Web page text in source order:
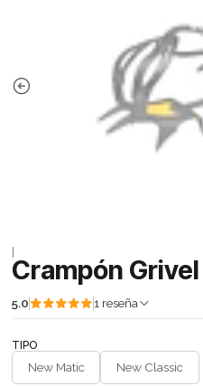
Crampón Grivel
5.0 1 reseña
TIPO
New Matic New Classic